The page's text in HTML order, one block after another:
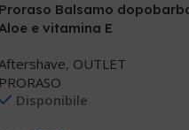
Proraso Balsamo
e vitamina E
, OUTLET
PRORASO
Disponibile